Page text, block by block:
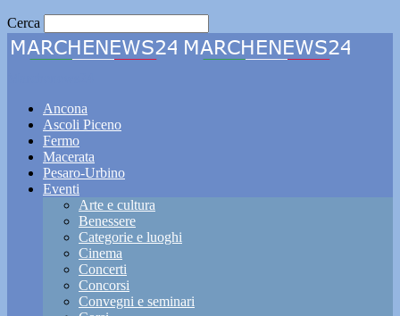
Cerca
Ancona
Ascoli Piceno
Fermo
Macerata
Pesaro-Urbino
Eventi
Arte e cultura
Benessere
Categorie e luoghi
Cinema
Concerti
Concorsi
Convegni e seminari